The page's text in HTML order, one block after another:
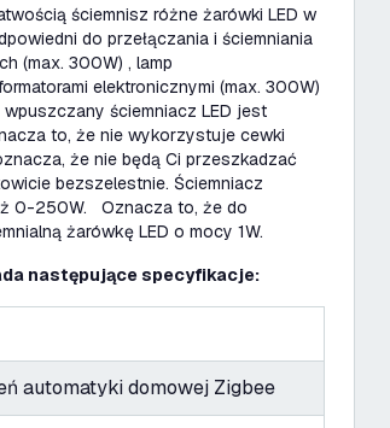
ściemnisz różne żarówki LED w
do przełączania i ściemniania
(max. 300W) , lamp
elektronicznymi (max. 300W)
ściemniacz LED jest
to, że nie wykorzystuje cewki
że nie będą Ci przeszkadzać
bezszelestnie. Ściemniacz
0-250W. Oznacza to, że do
żarówkę LED o mocy 1W.
następujące specyfikacje:
automatyki domowej Zigbee